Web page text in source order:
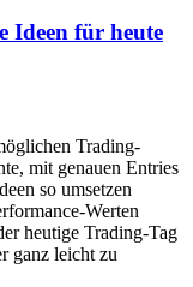
Ideen für heute
Trading-
mit genauen Entries
so umsetzen
Werten
heutige Trading-Tag
ganz leicht zu